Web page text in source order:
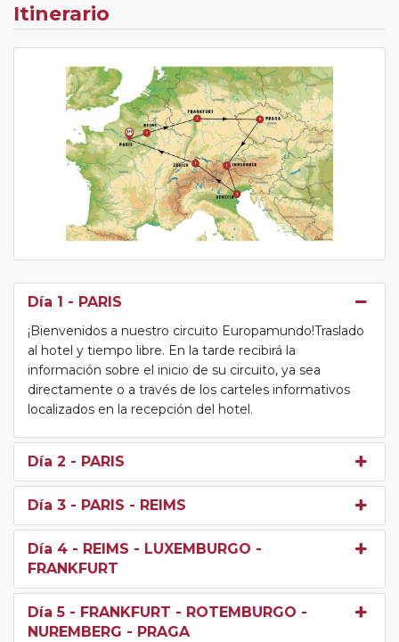
Itinerario
Día 1 - PARIS
¡Bienvenidos a nuestro circuito Europamundo!Traslado
al hotel y tiempo libre. En la tarde recibirá la
información sobre el inicio de su circuito, ya sea
directamente o a través de los carteles informativos
localizados en la recepción del hotel.
Día 2 - PARIS
Día 3 - PARIS - REIMS
Día 4 - REIMS - LUXEMBURGO -
FRANKFURT
Día 5 - FRANKFURT - ROTEMBURGO -
NUREMBERG - PRAGA